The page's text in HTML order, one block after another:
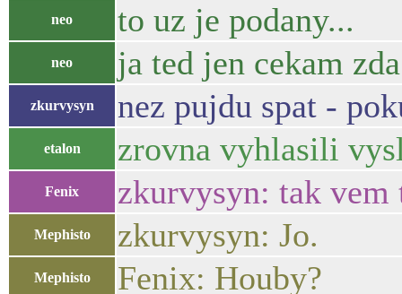
neo to uz je podany...
neo ja ted jen cekam
zkurvysyn nez pujdu spat -
etalon zrovna vyhlasili
Fenix zkurvysyn: tak vem
Mephisto zkurvysyn: Jo.
Mephisto Fenix: Houby?